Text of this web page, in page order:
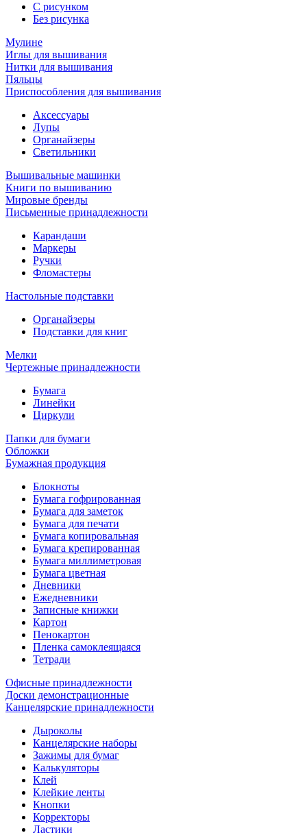
С рисунком
Без рисунка
Мулине
Иглы для вышивания
Нитки для вышивания
Пяльцы
Приспособления для вышивания
Аксессуары
Лупы
Органайзеры
Светильники
Вышивальные машинки
Книги по вышиванию
Мировые бренды
Письменные принадлежности
Карандаши
Маркеры
Ручки
Фломастеры
Настольные подставки
Органайзеры
Подставки для книг
Мелки
Чертежные принадлежности
Бумага
Линейки
Циркули
Папки для бумаги
Обложки
Бумажная продукция
Блокноты
Бумага гофрированная
Бумага для заметок
Бумага для печати
Бумага копировальная
Бумага крепированная
Бумага миллиметровая
Бумага цветная
Дневники
Ежедневники
Записные книжки
Картон
Пенокартон
Пленка самоклеящаяся
Тетради
Офисные принадлежности
Доски демонстрационные
Канцелярские принадлежности
Дыроколы
Канцелярские наборы
Зажимы для бумаг
Калькуляторы
Клей
Клейкие ленты
Кнопки
Корректоры
Ластики